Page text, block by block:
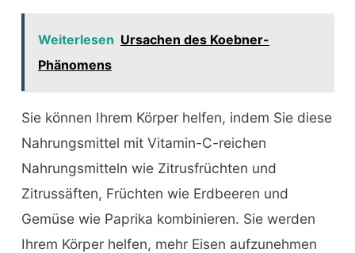
Weiterlesen Ursachen des Koebner-
Phänomens
Sie können Ihrem Körper helfen, indem Sie diese
Nahrungsmittel mit Vitamin-C-reichen
Nahrungsmitteln wie Zitrusfrüchten und
Zitrussäften, Früchten wie Erdbeeren und
Gemüse wie Paprika kombinieren. Sie werden
Ihrem Körper helfen, mehr Eisen aufzunehmen